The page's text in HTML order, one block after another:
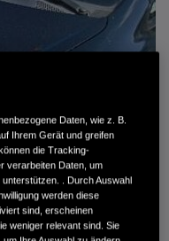
Daten, wie z. B.
Ihrem Gerät und greifen
die Tracking-
verarbeiten Daten, um
. Durch Auswahl
werden diese
sind, erscheinen
weniger relevant sind. Sie